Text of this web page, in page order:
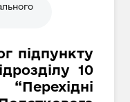
підпункту
10